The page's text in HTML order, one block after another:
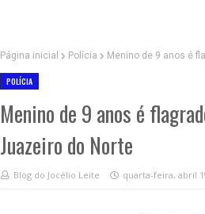
Página inicial Polícia Menino de 9 anos é
POLÍCIA
Menino de 9 anos é
Juazeiro do Norte
Blog do Jocélio Leite quarta-feira, abril